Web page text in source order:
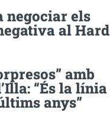
negociar els
al Hard
amb
“És la línia
anys”